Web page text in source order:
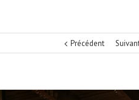
Précédent